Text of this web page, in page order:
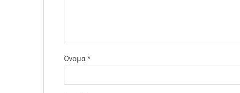
Όνομα*